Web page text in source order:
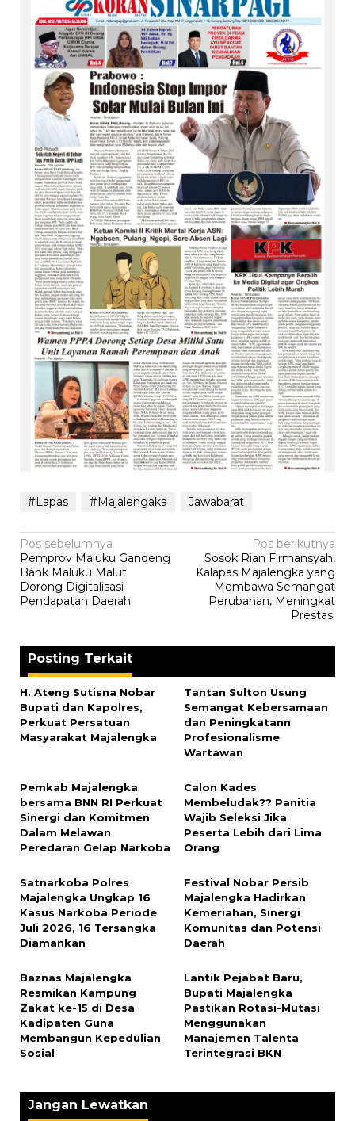
#Lapas #Majalengaka Jawabarat
Navigasi
pos
Pos sebelumnya
Pemprov Maluku Gandeng
Bank Maluku Malut
Dorong Digitalisasi
Pendapatan Daerah
Pos berikutnya
Sosok Rian Firmansyah,
Kalapas Majalengka yang
Membawa Semangat
Perubahan, Meningkat
Prestasi
Posting Terkait
H. Ateng Sutisna Nobar
Bupati dan Kapolres,
Perkuat Persatuan
Masyarakat Majalengka
‎Tantan Sulton Usung
Semangat Kebersamaan
dan Peningkatann
Profesionalisme
Wartawan
Pemkab Majalengka
bersama BNN RI Perkuat
Sinergi dan Komitmen
Dalam Melawan
Peredaran Gelap Narkoba
‎Calon Kades
Membeludak?? Panitia
Wajib Seleksi Jika
Peserta Lebih dari Lima
Orang
Satnarkoba Polres
Majalengka Ungkap 16
Kasus Narkoba Periode
Juli 2026, 16 Tersangka
Diamankan
Festival Nobar Persib
Majalengka Hadirkan
Kemeriahan, Sinergi
Komunitas dan Potensi
Daerah
Baznas Majalengka
Resmikan Kampung
Zakat ke-15 di Desa
Kadipaten Guna
Membangun Kepedulian
Sosial
Lantik Pejabat Baru,
Bupati Majalengka
Pastikan Rotasi-Mutasi
Menggunakan
Manajemen Talenta
Terintegrasi BKN
Jangan Lewatkan